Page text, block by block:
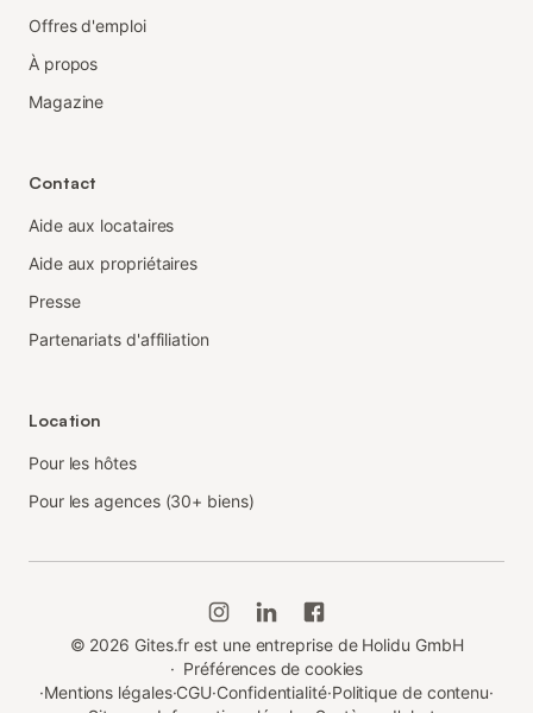
Offres d'emploi
À propos
Magazine
Contact
Aide aux locataires
Aide aux propriétaires
Presse
Partenariats d'affiliation
Location
Pour les hôtes
Pour les agences (30+ biens)
© 2026 Gites.fr est une entreprise de Holidu GmbH
· Préférences de cookies
·Mentions légales·CGU·Confidentialité·Politique de contenu·